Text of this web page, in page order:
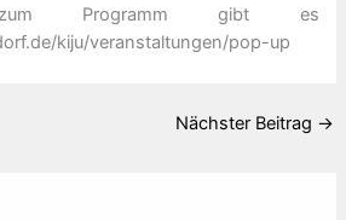
zum Programm gibt es
kiju/veranstaltungen/pop-up
Nächster Beitrag →